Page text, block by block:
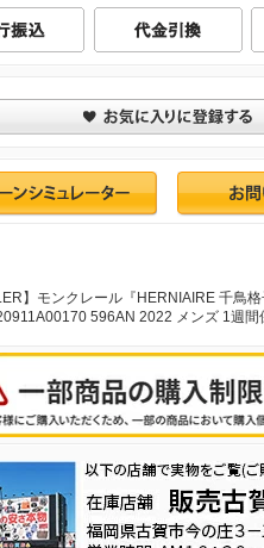
】モンクレール『HERNIAIRE 千鳥
596AN 2022 メンズ 1週間